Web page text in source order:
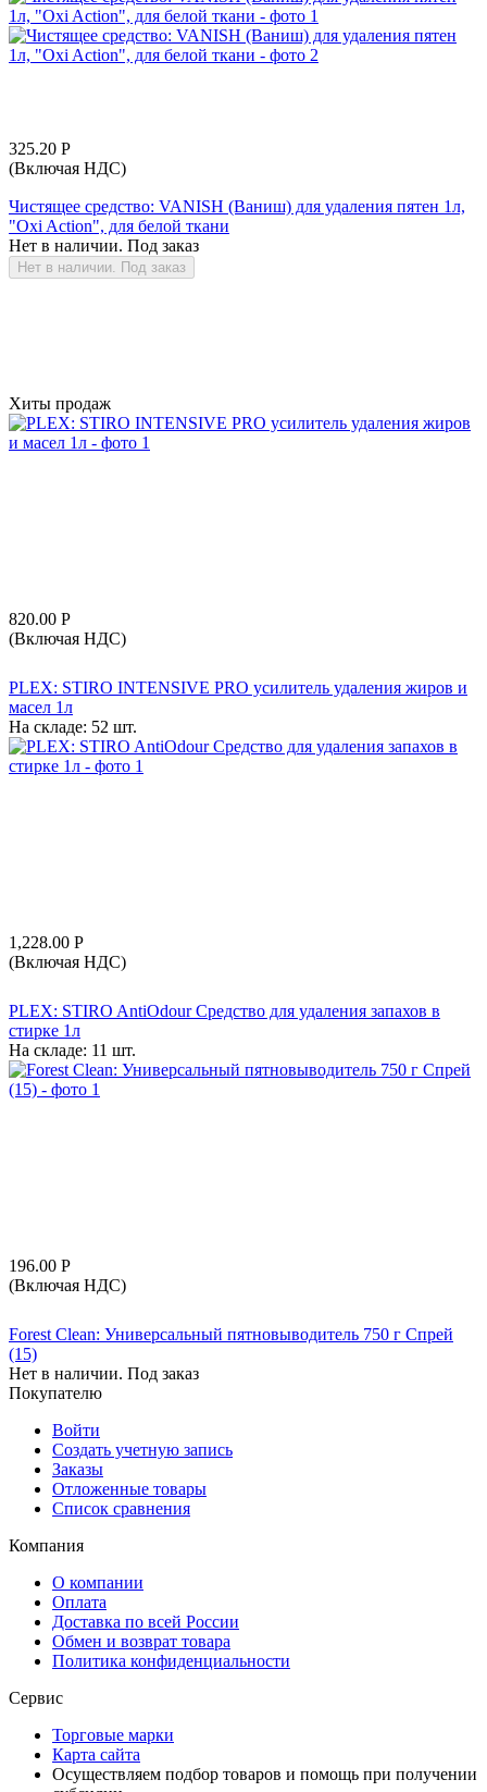
325.20 Р
(Включая НДС)
Чистящее средство: VANISH (Ваниш) для удаления пятен 1л,
"Oxi Action", для белой ткани
Нет в наличии. Под заказ
Нет в наличии. Под заказ
Хиты продаж
820.00 Р
(Включая НДС)
PLEX: STIRO INTENSIVE PRO усилитель удаления жиров и
масел 1л
На складе: 52 шт.
1,228.00 Р
(Включая НДС)
PLEX: STIRO AntiOdour Средство для удаления запахов в
стирке 1л
На складе: 11 шт.
196.00 Р
(Включая НДС)
Forest Clean: Универсальный пятновыводитель 750 г Спрей
(15)
Нет в наличии. Под заказ
Покупателю
Войти
Создать учетную запись
Заказы
Отложенные товары
Список сравнения
Компания
О компании
Оплата
Доставка по всей России
Обмен и возврат товара
Политика конфиденциальности
Сервис
Торговые марки
Карта сайта
Осуществляем подбор товаров и помощь при получении